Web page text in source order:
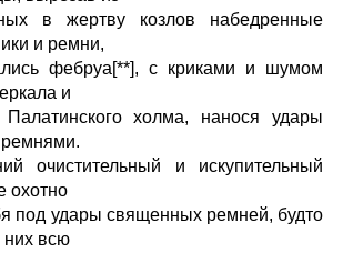
в жертву козлов набедренные
и ремни,
фебруа[**], с криками и шумом
и
Палатинского холма, нанося удары
очистительный и искупительный
охотно
под удары священных ремней, будто
всю